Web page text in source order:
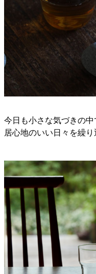
今日も小さな気づきの中
居心地のいい日々を繰り